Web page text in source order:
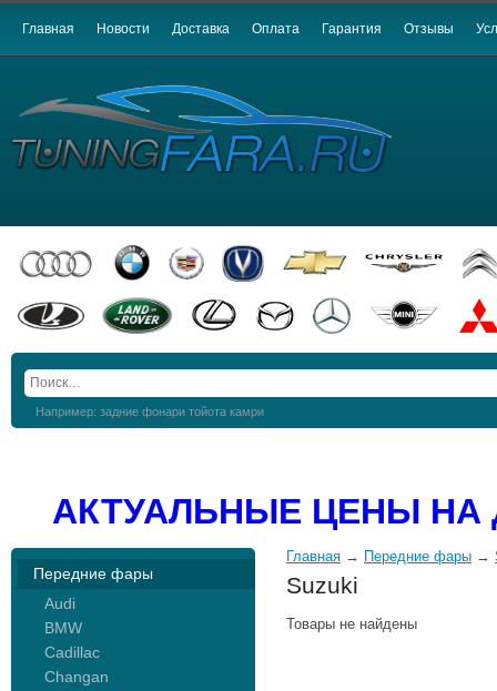
Главная Новости Доставка Оплата Гарантия Отзывы
Например: задние фонари тойота камри
АКТУАЛЬНЫЕ ЦЕНЫ
Передние фары
Audi
BMW
Cadillac
Changan
Главная → Передние фары →
Suzuki
Товары не найдены